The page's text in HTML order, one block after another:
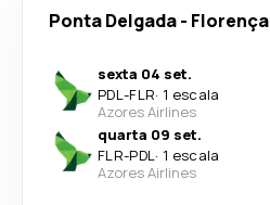
Ponta Delgada- Florença
sexta 04 set.
PDL-FLR· 1 escala
Azores Airlines
quarta 09 set.
FLR-PDL· 1 escala
Azores Airlines